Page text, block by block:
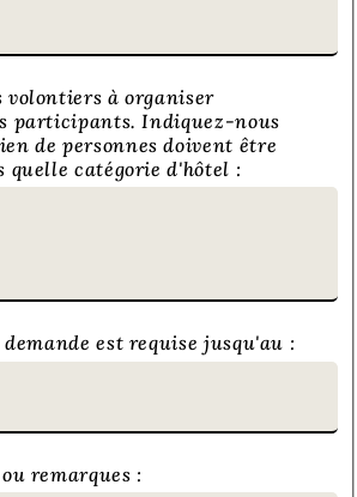
volontiers à organiser
participants. Indiquez-nous
de personnes doivent être
quelle catégorie d'hôtel :
est requise jusqu'au :
remarques :